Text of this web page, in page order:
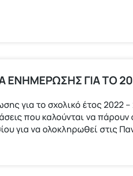
ΕΝΗΜΕΡΩΣΗΣ ΓΙΑ ΤΟ
για το σχολικό έτος
που καλούνται να
για να ολοκληρωθεί στις